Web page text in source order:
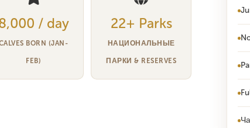
/ day
BORN (JAN-
FEB)
22+ Parks
НАЦИОНАЛЬНЫЕ
ПАРКИ & RESERVES